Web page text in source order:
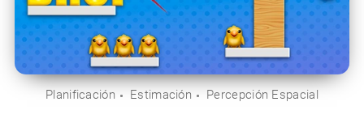
Planificación Estimación Percepción Espacial